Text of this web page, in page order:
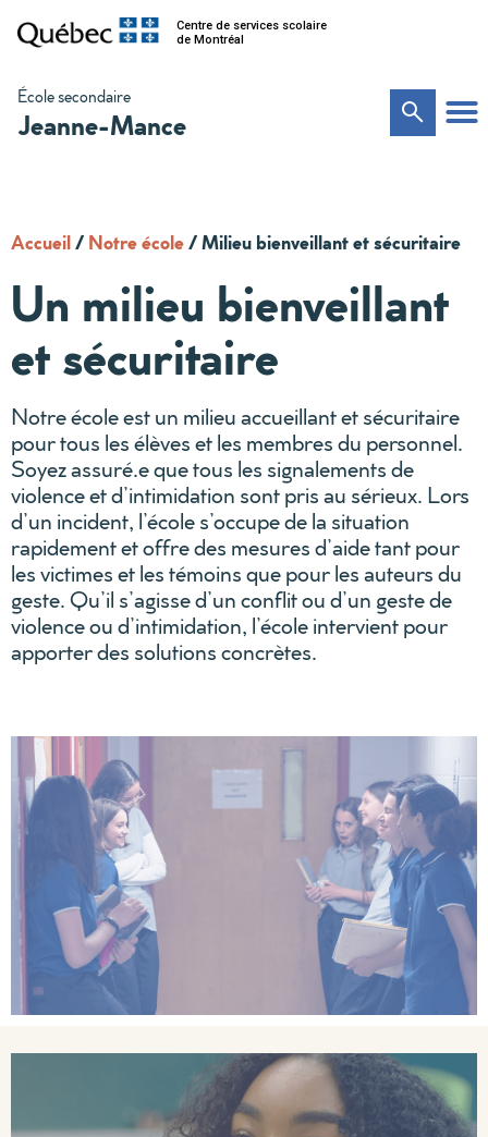
Centre de services scolaire
de Montréal
École secondaire
Jeanne-Mance
Accueil/Notre école/Milieu bienveillant et sécuritaire
Un milieu bienveillant
et sécuritaire
Notre école est un milieu accueillant et sécuritaire
pour tous les élèves et les membres du personnel.
Soyez assuré.e que tous les signalements de
violence et d’intimidation sont pris au sérieux. Lors
d’un incident, l’école s’occupe de la situation
rapidement et offre des mesures d’aide tant pour
les victimes et les témoins que pour les auteurs du
geste. Qu’il s’agisse d’un conflit ou d’un geste de
violence ou d’intimidation, l’école intervient pour
apporter des solutions concrètes.